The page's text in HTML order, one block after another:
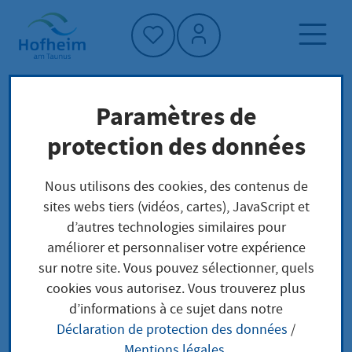
Accueil"
Page d'accueil
Trouver un service
Préoccupations locales
Lebenspartnerschaft - Aufhebung
Lebenspartnerschaft -
Aufhebung
Paramètres de
protection des données
Nous utilisons des cookies, des contenus de
sites webs tiers (vidéos, cartes), JavaScript et
d’autres technologies similaires pour
améliorer et personnaliser votre expérience
sur notre site. Vous pouvez sélectionner, quels
cookies vous autorisez. Vous trouverez plus
d’informations à ce sujet dans notre
Déclaration de protection des données /